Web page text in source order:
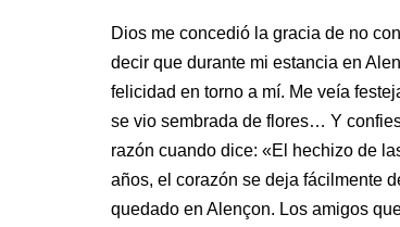
Dios me concedió la gracia de no
decir que durante mi estancia en
felicidad en torno a mí. Me veía
se vio sembrada de flores… Y
razón cuando dice: «El hechizo de
años, el corazón se deja fácilmente
quedado en Alençon. Los amigos